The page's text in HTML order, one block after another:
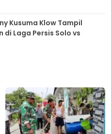
Kusuma Klow Tampil
Laga Persis Solo vs